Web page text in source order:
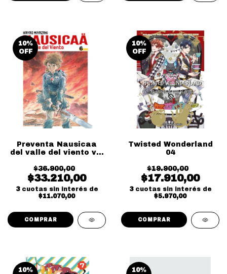
10%
OFF
Preventa Nausicaa
del valle del viento vol
$36.900,00
$33.210,00
3 cuotas sin interés de
$11.070,00
10%
OFF
Twisted Wonderland
04
$19.900,00
$17.910,00
3 cuotas sin interés de
$5.970,00
10%
10%